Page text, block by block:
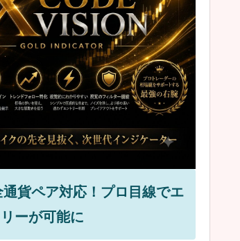
貨ペア対応！プロ目線でエ
ーが可能に